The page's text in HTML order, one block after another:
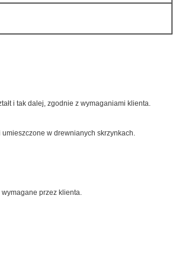
i tak dalej, zgodnie z wymaganiami klienta.
w drewnianych skrzynkach.
przez klienta.